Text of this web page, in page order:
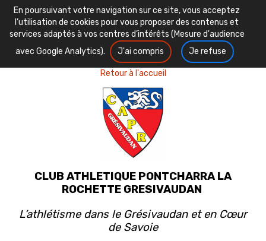
En poursuivant votre navigation sur ce site, vous acceptez
l’utilisation de cookies pour vous proposer des contenus et
services adaptés à vos centres d’intérêts (Mesure d'audience
avec Google Analytics).
J'ai compris Je refuse
Retour à l'accueil
CLUB ATHLETIQUE PONTCHARRA LA
ROCHETTE GRESIVAUDAN
L’athlétisme dans le Grésivaudan et en Cœur
de Savoie